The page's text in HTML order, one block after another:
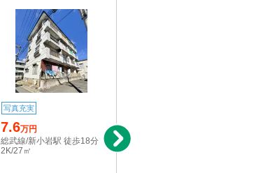
写真充実
7.6万円
総武線/新小岩駅 徒歩18分
2K/27㎡
京成押上線/京成立石駅 徒